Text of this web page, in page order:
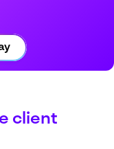
client